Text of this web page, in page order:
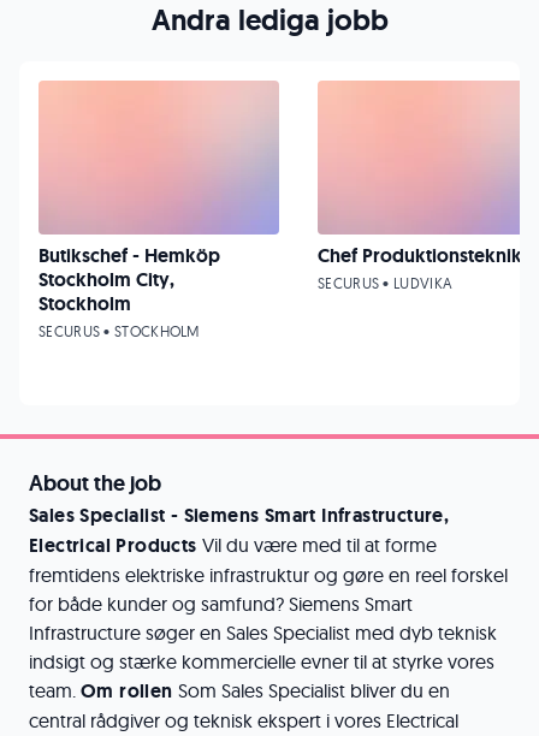
About the job
Sales Specialist - Siemens Smart Infrastructure,
Electrical Products Vil du være med til at forme
fremtidens elektriske infrastruktur og gøre en reel forskel
for både kunder og samfund? Siemens Smart
Infrastructure søger en Sales Specialist med dyb teknisk
indsigt og stærke kommercielle evner til at styrke vores
team. Om rollen Som Sales Specialist bliver du en
central rådgiver og teknisk ekspert i vores Electrical
Andra lediga jobb
Butikschef - Hemköp
Stockholm City,
Stockholm
SECURUS • STOCKHOLM
Chef Produktionsteknik
SECURUS • LUDVIKA